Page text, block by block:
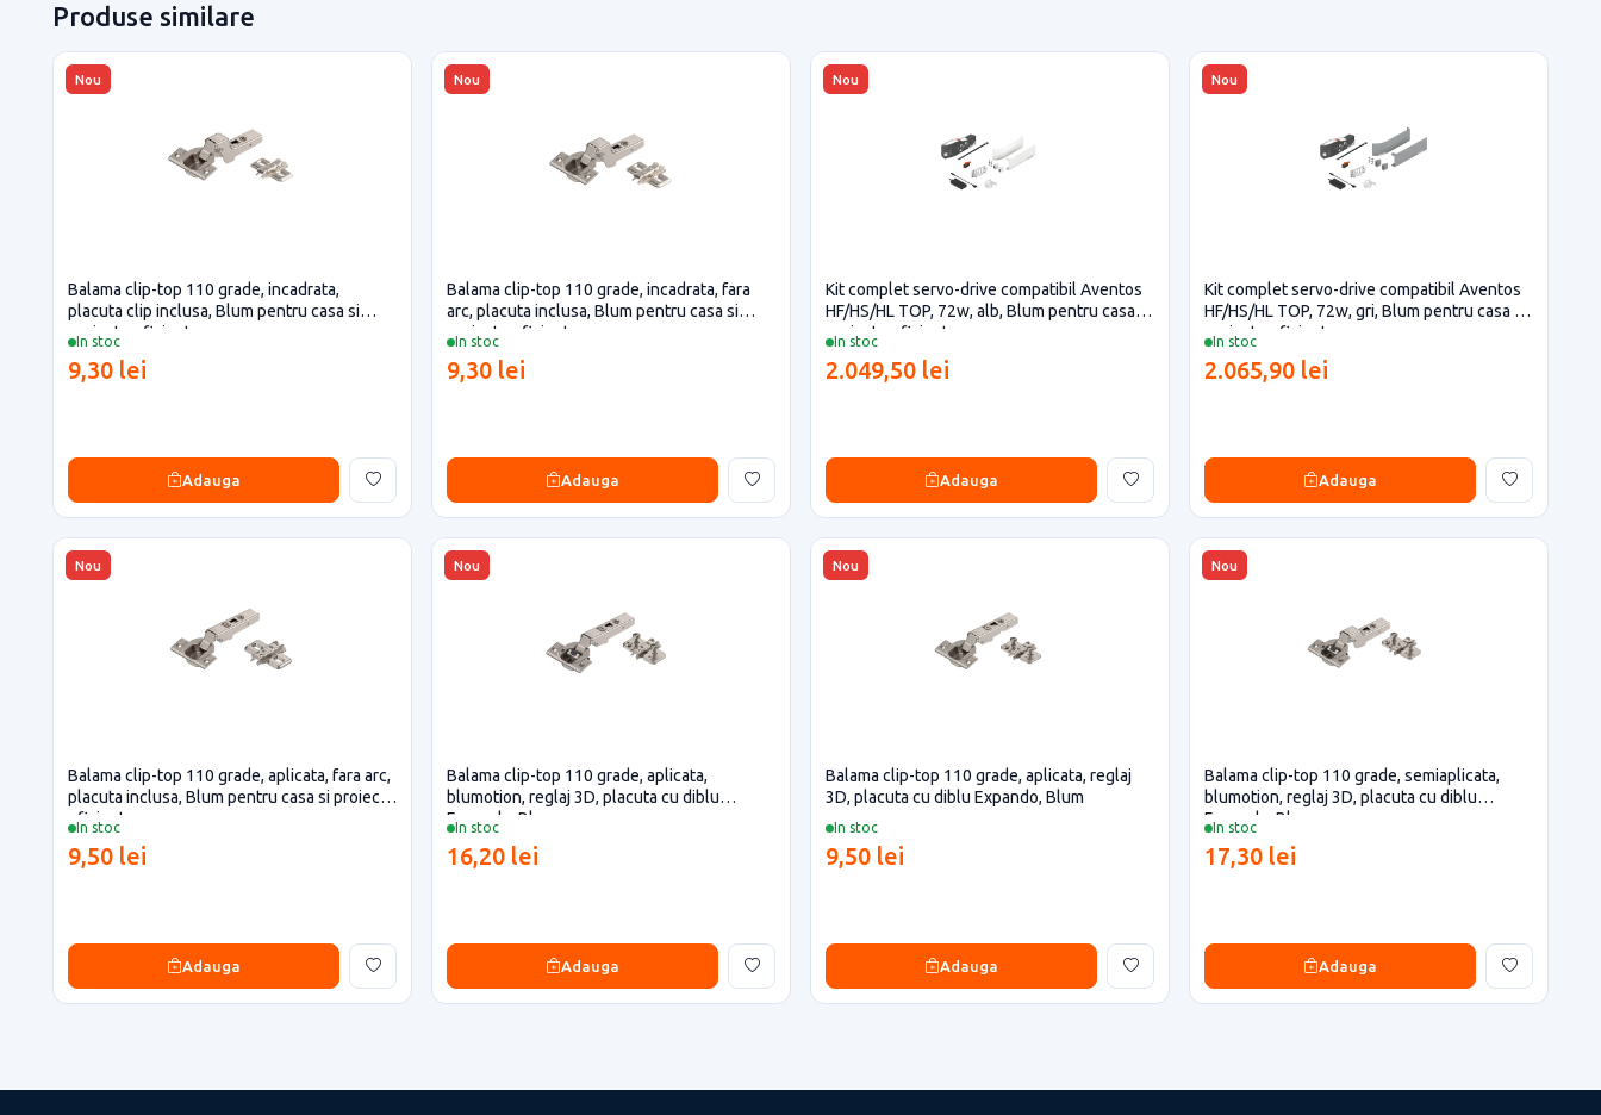
Produse similare
Nou
In stoc
Balama clip-top 110 grade, incadrata,
placuta clip inclusa, Blum pentru casa si
proiecte eficiente
9,30 lei
Adauga
Nou
In stoc
Balama clip-top 110 grade, incadrata, fara
arc, placuta inclusa, Blum pentru casa si
proiecte eficiente
9,30 lei
Adauga
Nou
In stoc
Kit complet servo-drive compatibil Aventos
HF/HS/HL TOP, 72w, alb, Blum pentru casa si
proiecte eficiente
2.049,50 lei
Adauga
Nou
In stoc
Kit complet servo-drive compatibil Aventos
HF/HS/HL TOP, 72w, gri, Blum pentru casa si
proiecte eficiente
2.065,90 lei
Adauga
Nou
In stoc
Balama clip-top 110 grade, aplicata, fara arc,
placuta inclusa, Blum pentru casa si proiecte
eficiente
9,50 lei
Adauga
Nou
In stoc
Balama clip-top 110 grade, aplicata,
blumotion, reglaj 3D, placuta cu diblu
Expando, Blum
16,20 lei
Adauga
Nou
In stoc
Balama clip-top 110 grade, aplicata, reglaj
3D, placuta cu diblu Expando, Blum
9,50 lei
Adauga
Nou
In stoc
Balama clip-top 110 grade, semiaplicata,
blumotion, reglaj 3D, placuta cu diblu
Expando, Blum
17,30 lei
Adauga